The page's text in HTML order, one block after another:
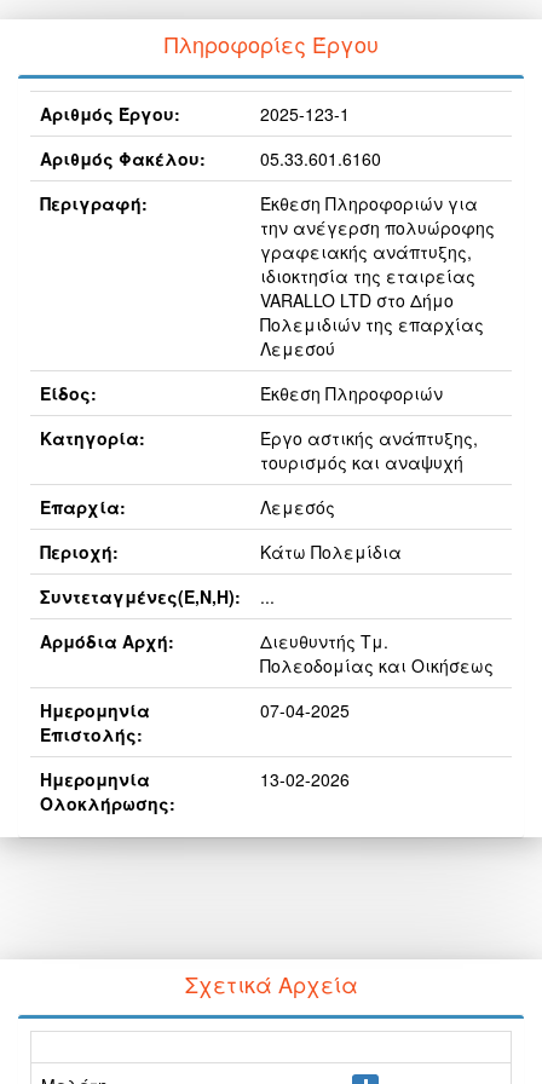
Πληροφορίες Έργου
Αριθμός Έργου:
2025-123-1
Αριθμός Φακέλου:
05.33.601.6160
Περιγραφή:
Έκθεση Πληροφοριών για
την ανέγερση πολυώροφης
γραφειακής ανάπτυξης,
ιδιοκτησία της εταιρείας
VARALLO LTD στο Δήμο
Πολεμιδιών της επαρχίας
Λεμεσού
Είδος:
Έκθεση Πληροφοριών
Κατηγορία:
Έργο αστικής ανάπτυξης,
τουρισμός και αναψυχή
Επαρχία:
Λεμεσός
Περιοχή:
Κάτω Πολεμίδια
Συντεταγμένες(E,N,H):
...
Αρμόδια Αρχή:
Διευθυντής Τμ.
Πολεοδομίας και Οικήσεως
Ημερομηνία
Επιστολής:
07-04-2025
Ημερομηνία
Ολοκλήρωσης:
13-02-2026
Σχετικά Αρχεία